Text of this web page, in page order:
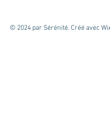
© 2024 par Sérénité. Créé avec